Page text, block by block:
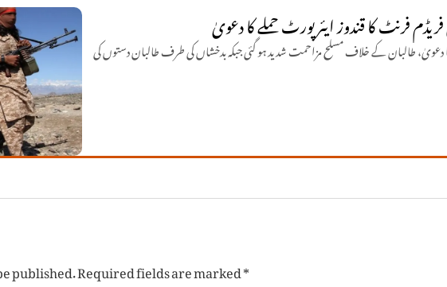
فرنٹ کا قندوز ایئرپورٹ حملے کا دعویٰ
کا دعویٰ، طالبان کے خلاف مسلح مزاحمت شدید ہو گئی جبکہ بدخشاں کی طرف طالبان دستوں کی
published.Required fields are marked*